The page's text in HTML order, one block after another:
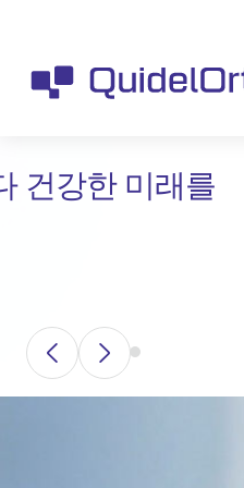
건강한 미래를